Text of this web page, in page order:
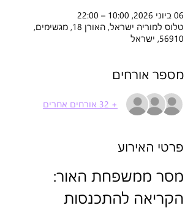
06 ביוני 2026, 10:00 – 22:00
טלוס למוריה ישראל, האורן 18, מגשימים,
56910, ישראל
מספר אורחים
+ 32 אורחים אחרים
פרטי האירוע
מסר ממשפחת האור:
הקריאה להתכנסות